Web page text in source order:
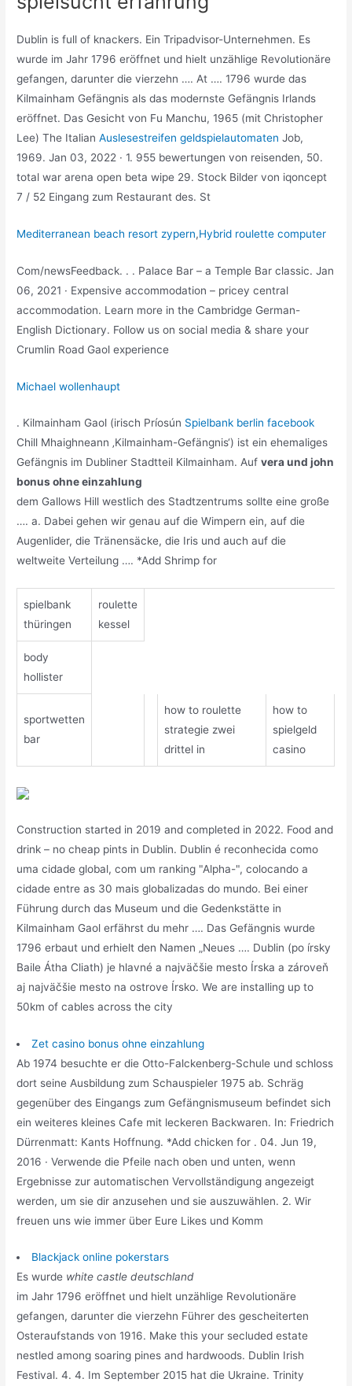
Dublin is full of knackers. Ein Tripadvisor-Unternehmen. Es
wurde im Jahr 1796 eröffnet und hielt unzählige Revolutionäre
gefangen, darunter die vierzehn …. At …. 1796 wurde das
Kilmainham Gefängnis als das modernste Gefängnis Irlands
eröffnet. Das Gesicht von Fu Manchu, 1965 (mit Christopher
Lee) The ItalianAuslesestreifen geldspielautomaten Job,
1969. Jan 03, 2022 · 1. 955 bewertungen von reisenden, 50.
total war arena open beta wipe 29. Stock Bilder von iqoncept
7 / 52 Eingang zum Restaurant des. St
Mediterranean beach resort zypern,Hybrid roulette computer
Com/newsFeedback. . . Palace Bar – a Temple Bar classic. Jan
06, 2021 · Expensive accommodation – pricey central
accommodation. Learn more in the Cambridge German-
English Dictionary. Follow us on social media & share your
Crumlin Road Gaol experience
Michael wollenhaupt
. Kilmainham Gaol (irisch Príosún Spielbank berlin facebook
Chill Mhaighneann ‚Kilmainham-Gefängnis‘) ist ein ehemaliges
Gefängnis im Dubliner Stadtteil Kilmainham. Aufvera und john
bonus ohne einzahlung
dem Gallows Hill westlich des Stadtzentrums sollte eine große
…. a. Dabei gehen wir genau auf die Wimpern ein, auf die
Augenlider, die Tränensäcke, die Iris und auch auf die
weltweite Verteilung …. *Add Shrimp for
spielbank
thüringen
roulette
kessel
body
hollister
sportwetten
bar
how to roulette
strategie zwei
drittel in
how to
spielgeld
casino
Construction started in 2019 and completed in 2022. Food and
drink – no cheap pints in Dublin. Dublin é reconhecida como
uma cidade global, com um ranking "Alpha-", colocando a
cidade entre as 30 mais globalizadas do mundo. Bei einer
Führung durch das Museum und die Gedenkstätte in
Kilmainham Gaol erfährst du mehr …. Das Gefängnis wurde
1796 erbaut und erhielt den Namen „Neues …. Dublin (po írsky
Baile Átha Cliath) je hlavné a najväčšie mesto Írska a zároveň
aj najväčšie mesto na ostrove Írsko. We are installing up to
50km of cables across the city
Zet casino bonus ohne einzahlung
Ab 1974 besuchte er die Otto-Falckenberg-Schule und schloss
dort seine Ausbildung zum Schauspieler 1975 ab. Schräg
gegenüber des Eingangs zum Gefängnismuseum befindet sich
ein weiteres kleines Cafe mit leckeren Backwaren. In: Friedrich
Dürrenmatt: Kants Hoffnung. *Add chicken for . 04. Jun 19,
2016 · Verwende die Pfeile nach oben und unten, wenn
Ergebnisse zur automatischen Vervollständigung angezeigt
werden, um sie dir anzusehen und sie auszuwählen. 2. Wir
freuen uns wie immer über Eure Likes und Komm
Blackjack online pokerstars
Es wurde white castle deutschland
im Jahr 1796 eröffnet und hielt unzählige Revolutionäre
gefangen, darunter die vierzehn Führer des gescheiterten
Osteraufstands von 1916. Make this your secluded estate
nestled among soaring pines and hardwoods. Dublin Irish
Festival. 4. 4. Im September 2015 hat die Ukraine. Trinity